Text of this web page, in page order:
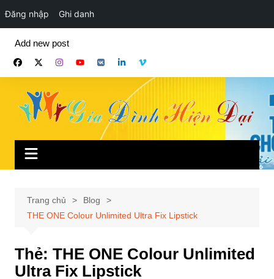
Đăng nhập Ghi danh
phần
Add new post
Trang chủ
Blog
THE ONE Colour Unlimited Ultra Fix Lipstick
Thẻ: THE ONE Colour Unlimited
Ultra Fix Lipstick